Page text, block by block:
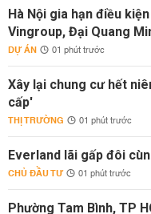
Hà Nội gia hạn điều
Vingroup, Đại Quang
DỰ ÁN 01 phút trước
Xây lại chung cư hết
cấp'
THỊ TRƯỜNG 01 phút trước
Everland lãi gấp đôi
CHỦ ĐẦU TƯ 01 phút trước
Phường Tam Bình, TP